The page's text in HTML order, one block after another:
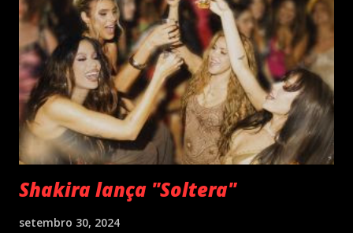
de Souza, 5300 - Campo Comprido, Curitiba - PR). Abertura
das vendas on-line e físicas no dia 04 de setembro ao meio
dia. A produção e realização são da Cult! Produções, RW7
Production& Entertainment e RC Produções. Roberto
Carlos começou o ano de 2025 se apresentando n...
Shakira lança "Soltera"
setembro 30, 2024